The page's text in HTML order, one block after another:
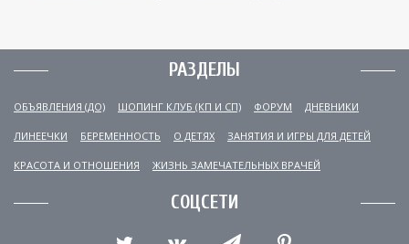
РАЗДЕЛЫ
ОБЪЯВЛЕНИЯ (ДО) ШОПИНГ КЛУБ (КП И СП) ФОРУМ ДНЕВНИКИ
ЛИНЕЕЧКИ БЕРЕМЕННОСТЬ О ДЕТЯХ ЗАНЯТИЯ И ИГРЫ ДЛЯ ДЕТЕЙ
КРАСОТА И ОТНОШЕНИЯ ЖИЗНЬ ЗАМЕЧАТЕЛЬНЫХ ВРАЧЕЙ
СОЦСЕТИ